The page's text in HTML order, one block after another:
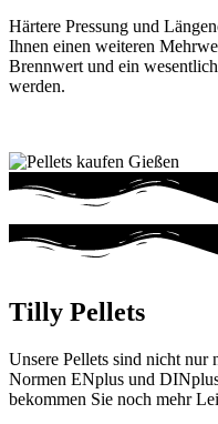
Härtere Pressung und
Ihnen einen weiteren
Brennwert und ein
werden.
Tilly Pellets
Unsere Pellets sind nicht nur
Normen ENplus und
bekommen Sie noch mehr